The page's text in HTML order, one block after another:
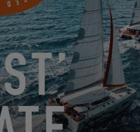
DI 14: VI DICIAMO TUTTO!